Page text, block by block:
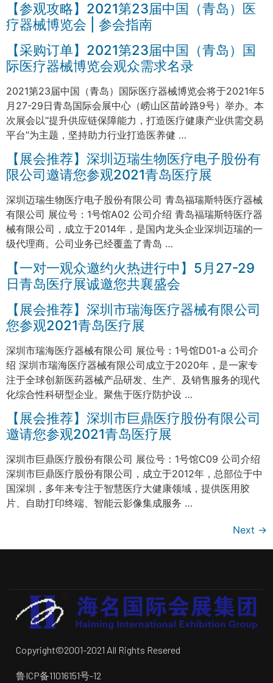
【参观攻略】2021第23届中国（青岛）医
疗器械博览会 | 参会指南
【采购订单】2021第23届中国（青岛）国
际医疗器械博览会观众需求名录
2021第23届中国（青岛）国际医疗器械博览会将于2021年5
月27-29日青岛国际会展中心（崂山区苗岭路9号）举办。本
次展会以“提升供应链保障能力，打造医疗健康产业供需交易
平台”为主题，坚持助力行业打造医养健 …
【展会推荐】深圳迈瑞生物医疗电子股份有
限公司邀请您参观2021青岛医疗展
深圳迈瑞生物医疗电子股份有限公司 青岛福瑞斯特医疗器械
有限公司 展位号：1号馆A02 公司介绍 青岛福瑞斯特医疗器
械有限公司，成立于2014年，是国内龙头企业深圳迈瑞的一
级代理商。公司业务已经覆盖了青岛 …
【一对一观众邀约火热进行中】5月27-29
日青岛医疗展诚邀您共襄盛会
【展会推荐】深圳市瑞海医疗器械有限公司
您参观2021青岛医疗展
深圳市瑞海医疗器械有限公司 展位号：1号馆D01-a 公司介
绍 深圳市瑞海医疗器械有限公司成立于2020年，是一家专
注于全球创新医药器械产品研发、生产、及销售服务的现代
化综合性科研型企业。聚焦于医疗防护设 …
【展会推荐】深圳市巨鼎医疗股份有限公司
邀请您参观2021青岛医疗展
深圳市巨鼎医疗股份有限公司 展位号：1号馆C09 公司介绍
深圳市巨鼎医疗股份有限公司，成立于2012年，总部位于中
国深圳，多年来专注于智慧医疗大健康领域，提供医用胶
片、自助打印终端、智能云影像集成服务 …
Next →
Copyright©2001-2021 All Rights Resered
鲁ICP备11016151号-12